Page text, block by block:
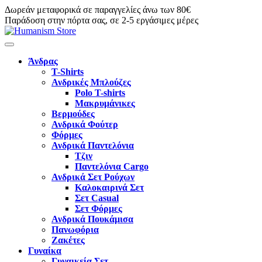
Δωρεάν μεταφορικά σε παραγγελίες άνω των 80€
Παράδοση στην πόρτα σας, σε 2-5 εργάσιμες μέρες
Άνδρας
T-Shirts
Ανδρικές Μπλούζες
Polo T-shirts
Μακρυμάνικες
Βερμούδες
Ανδρικά Φούτερ
Φόρμες
Ανδρικά Παντελόνια
Τζιν
Παντελόνια Cargo
Ανδρικά Σετ Ρούχων
Καλοκαιρινά Σετ
Σετ Casual
Σετ Φόρμες
Ανδρικά Πουκάμισα
Πανωφόρια
Ζακέτες
Γυναίκα